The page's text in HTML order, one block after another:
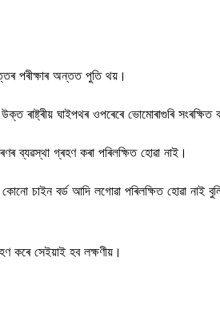
পৰীক্ষাৰ অন্তত পুতি থয়।
ৰাষ্ট্ৰীয় ঘাইপথৰ ওপৰেৰে ভোমোৰাগুৰি
ব্যৱস্থা গ্ৰহণ কৰা পৰিলক্ষিত হোৱা নাই।
চাইন বৰ্ড আদি লগোৱা পৰিলক্ষিত হোৱা
কৰে সেইয়াই হব লক্ষণীয়।